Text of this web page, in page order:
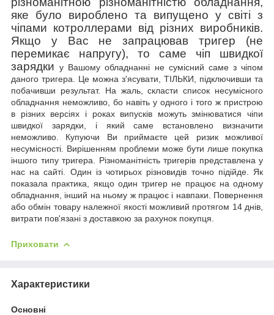
яке було вироблено та випущено у світі з
чіпами котроллерами від різних виробників.
Якщо у Вас не запрацював тригер (не
перемикає напругу), то саме чіп швидкої
зарядкиу Вашому обладнанні не сумісний саме з чіпом
даного тригера. Це можна з'ясувати, ТІЛЬКИ, підключивши та
побачивши результат. На жаль, скласти список несумісного
обладнання неможливо, бо навіть у одного і того ж пристрою
в різних версіях і роках випусків можуть змінюватися чіпи
швидкої зарядки, і який саме встановлено визначити
неможливо. Купуючи Ви приймаєте цей ризик можливої
несумісності. Вирішенням проблеми може бути лише покупка
іншого типу тригера. Різноманітність тригерів представлена у
нас на сайті. Один із чотирьох різновидів точно підійде. Як
показала практика, якщо один тригер не працює на одному
обладнання, інший на ньому ж працює і навпаки. Повернення
або обмін товару належної якості можливий протягом 14 днів,
витрати пов'язані з доставкою за рахунок покупця.
Приховати
Характеристики
Основні